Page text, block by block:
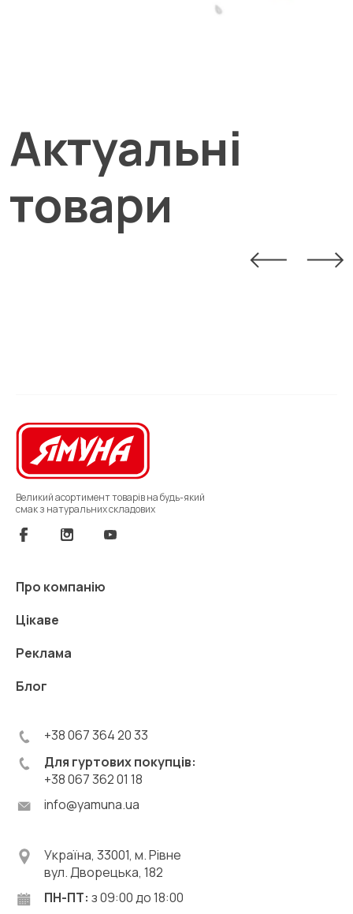
Актуальні
товари
Великий асортимент товарів на будь-який
смак з натуральних складових
+38 067 364 20 33
Для гуртових покупців:
+38 067 362 01 18
info@yamuna.ua
Про компанію
Цікаве
Реклама
Блог
Україна, 33001, м. Рівне
вул. Дворецька, 182
ПН-ПТ: з 09:00 до 18:00